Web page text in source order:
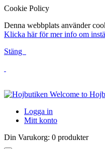
Cookie Policy
Denna webbplats använder
Klicka här för mer info om
Stäng
Welcome to
Logga in
Mitt konto
Din Varukorg: 0 produkter